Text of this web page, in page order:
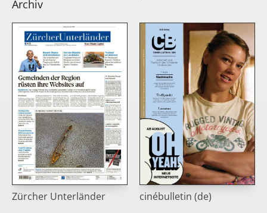
Archiv
Zürcher Unterländer cinébulletin (de)